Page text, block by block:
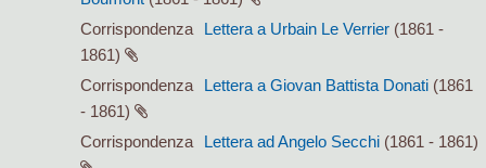
Corrispondenza
Lettera a Urbain Le Verrier (1861 -
1861)
Corrispondenza
Lettera a Giovan Battista Donati (1861
- 1861)
Corrispondenza
Lettera ad Angelo Secchi (1861 - 1861)